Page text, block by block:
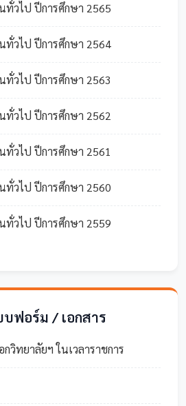
ทั่วไป ปีการศึกษา 2565
ทั่วไป ปีการศึกษา 2564
ทั่วไป ปีการศึกษา 2563
ทั่วไป ปีการศึกษา 2562
ทั่วไป ปีการศึกษา 2561
ทั่วไป ปีการศึกษา 2560
ทั่วไป ปีการศึกษา 2559
ฟอร์ม / เอกสาร
วิทยาลัยฯ ในเวลาราชการ